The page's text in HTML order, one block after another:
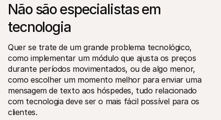
Não são especialistas em
tecnologia
Quer se trate de um grande problema tecnológico,
como implementar um módulo que ajusta os preços
durante períodos movimentados, ou de algo menor,
como escolher um momento melhor para enviar uma
mensagem de texto aos hóspedes, tudo relacionado
com tecnologia deve ser o mais fácil possível para os
clientes.